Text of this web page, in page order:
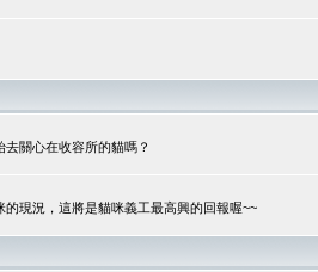
關心在收容所的貓嗎？
現況，這將是貓咪義工最高興的回報喔~~